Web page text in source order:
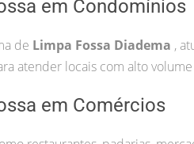
em Condomínios
de Limpa Fossa Diadema ,
atender locais com alto
em Comércios